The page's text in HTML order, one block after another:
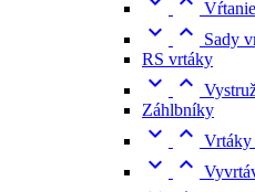
 
Sady
RS vrtáky
 
Záhlbníky
 
 